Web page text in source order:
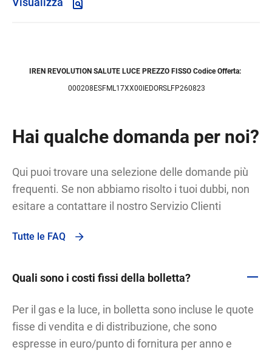
IREN REVOLUTION SALUTE LUCE PREZZO FISSO Codice Offerta:
000208ESFML17XX00IEDORSLFP260823
Hai qualche domanda per noi?
Qui puoi trovare una selezione delle domande più
frequenti. Se non abbiamo risolto i tuoi dubbi, non
esitare a contattare il nostro Servizio Clienti
Tutte le FAQ
Quali sono i costi fissi della bolletta?
Per il gas e la luce, in bolletta sono incluse le quote
fisse di vendita e di distribuzione, che sono
espresse in euro/punto di fornitura per anno e